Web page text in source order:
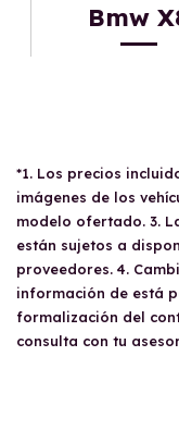
Bmw
*1. Los precios
imágenes de los
modelo ofertado. 3.
están sujetos a
proveedores. 4.
información de está
formalización del
consulta con tu